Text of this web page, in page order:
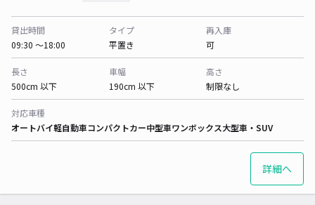
貸出時間
09:30 〜18:00
タイプ
平置き
再入庫
可
長さ
500cm 以下
車幅
190cm 以下
高さ
制限なし
対応車種
オートバイ軽自動車コンパクトカー中型車ワンボックス大型車・SUV
詳細へ